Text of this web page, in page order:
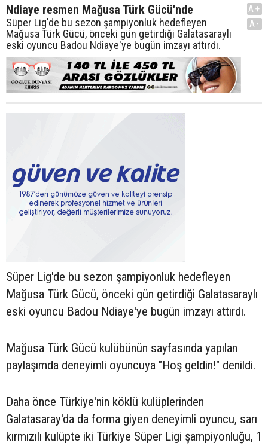
Ndiaye resmen Mağusa Türk Gücü'nde
Süper Lig'de bu sezon şampiyonluk hedefleyen
Mağusa Türk Gücü, önceki gün getirdiği Galatasaraylı
eski oyuncu Badou Ndiaye'ye bugün imzayı attırdı.
A+
A-
Süper Lig'de bu sezon şampiyonluk hedefleyen
Mağusa Türk Gücü, önceki gün getirdiği Galatasaraylı
eski oyuncu Badou Ndiaye'ye bugün imzayı attırdı.
Mağusa Türk Gücü kulübünün sayfasında yapılan
paylaşımda deneyimli oyuncuya "Hoş geldin!" denildi.
Daha önce Türkiye'nin köklü kulüplerinden
Galatasaray'da da forma giyen deneyimli oyuncu, sarı
kırmızılı kulüpte iki Türkiye Süper Ligi şampiyonluğu, 1